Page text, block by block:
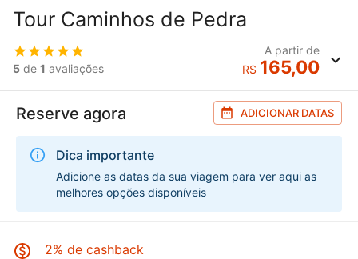
Tour Caminhos de Pedra
5 de 1 avaliações
A partir de
R$ 165,00
Reserve agora ADICIONAR DATAS
Dica importante
Adicione as datas da sua viagem para ver aqui as
melhores opções disponíveis
2% de cashback